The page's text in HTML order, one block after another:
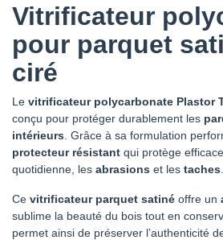
Vitrificateur
pour parquet
ciré
Le vitrificateur polycarbonate Plastor
conçu pour protéger durablement les
intérieurs . Grâce à sa formulation
protecteur résistant qui protège
quotidienne, les abrasions et les taches
Ce vitrificateur parquet satiné offre un
sublime la beauté du bois tout en
permet ainsi de préserver l’authenticité